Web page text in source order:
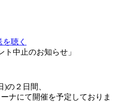
聴く
ト中止のお知らせ」
)の２日間、
ナにて開催を予定しておりま